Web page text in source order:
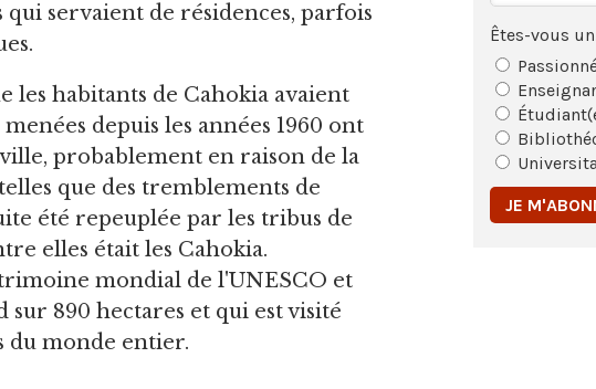
servaient de résidences, parfois
les habitants de Cahokia avaient
depuis les années 1960 ont
probablement en raison de la
que des tremblements de
été repeuplée par les tribus de
elles était les Cahokia.
mondial de l'UNESCO et
890 hectares et qui est visité
du monde entier.
Êtes-vous